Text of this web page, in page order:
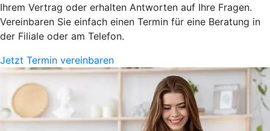
Ihrem Vertrag oder erhalten Antworten auf Ihre Fragen.
Vereinbaren Sie einfach einen Termin für eine Beratung in
der Filiale oder am Telefon.
Jetzt Termin vereinbaren